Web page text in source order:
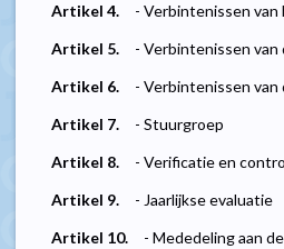
Artikel 4.
- Verbintenissen
Artikel 5.
- Verbintenissen
Artikel 6.
- Verbintenissen
Artikel 7.
- Stuurgroep
Artikel 8.
- Verificatie en
Artikel 9.
- Jaarlijkse evaluatie
Artikel 10.
- Mededeling aan